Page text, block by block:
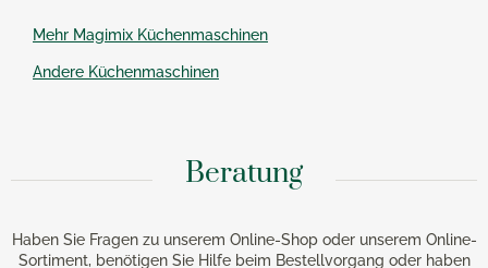
Mehr Magimix Küchenmaschinen
Andere Küchenmaschinen
Beratung
Haben Sie Fragen zu unserem Online-Shop oder unserem Online-
Sortiment, benötigen Sie Hilfe beim Bestellvorgang oder haben